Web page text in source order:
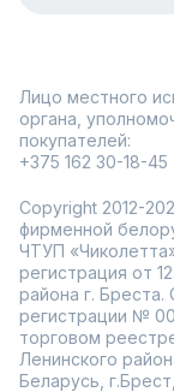
Лицо местного
органа,
покупателей:
+375 162 30-18-45
Copyright 2012-
фирменной
ЧТУП
регистрация от
района г.
регистрации №
торговом
Ленинского
Беларусь,